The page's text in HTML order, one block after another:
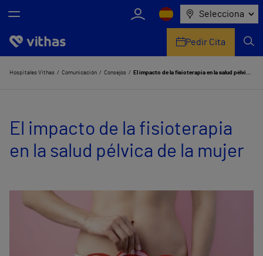
Selecciona
Nosotros
Servicios de salud
Equipo médico y asistencial
Comunicación
Pedir Cita
Hospitales Vithas Comunicación Consejos El impacto de la fisioterapia en la salud pélvica de la mujer
El impacto de la fisioterapia
en la salud pélvica de la mujer